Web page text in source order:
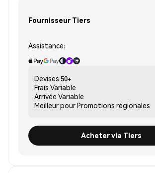
Fournisseur Tiers
Assistance:
Devises 50+
Frais Variable
Arrivée Variable
Meilleur pourPromotions régionales
Acheter via Tiers